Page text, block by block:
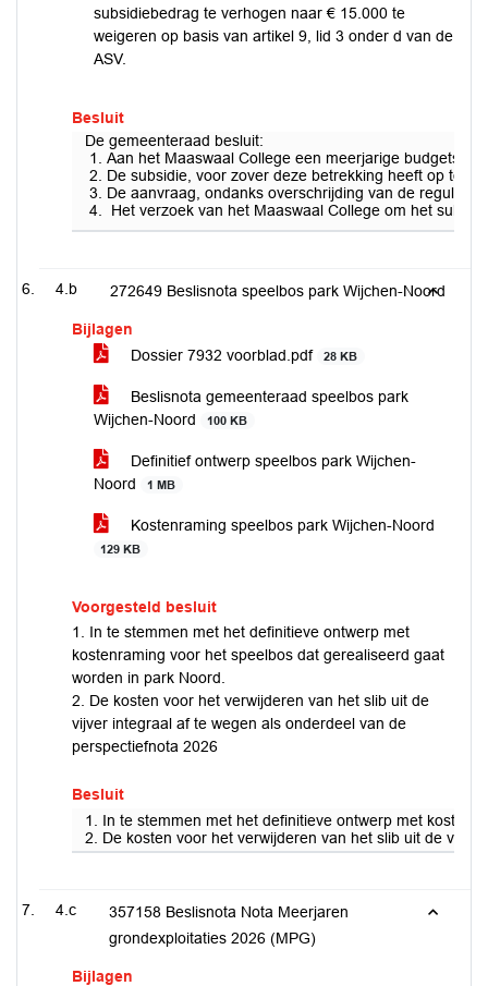
subsidiebedrag te verhogen naar € 15.000 te
weigeren op basis van artikel 9, lid 3 onder d van de
ASV.
Besluit
De gemeenteraad besluit:
Aan het Maaswaal College een meerjarige
De subsidie, voor zover deze betrekking heeft op
De aanvraag, ondanks overschrijding van de regulier
Het verzoek van het Maaswaal College om het
4.b 272649 Beslisnota speelbos park Wijchen-Noord
Bijlagen
Dossier 7932 voorblad.pdf
28 KB
Beslisnota gemeenteraad speelbos park
Wijchen-Noord
100 KB
Definitief ontwerp speelbos park Wijchen-
Noord
1 MB
Kostenraming speelbos park Wijchen-Noord
129 KB
Voorgesteld besluit
1. In te stemmen met het definitieve ontwerp met
kostenraming voor het speelbos dat gerealiseerd gaat
worden in park Noord.
2. De kosten voor het verwijderen van het slib uit de
vijver integraal af te wegen als onderdeel van de
perspectiefnota 2026
Besluit
1. In te stemmen met het definitieve ontwerp met
2. De kosten voor het verwijderen van het slib uit de
4.c
357158 Beslisnota Nota Meerjaren
grondexploitaties 2026 (MPG)
Bijlagen